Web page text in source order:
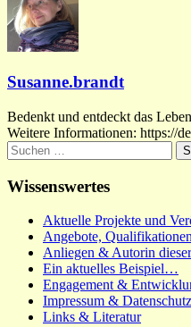
Susanne.brandt
Bedenkt und entdeckt das
Weitere Informationen: https://
Suchen
nach:
Wissenswertes
Aktuelle Projekte und
Angebote,
Anliegen & Autorin
Ein aktuelles Beispiel…
Engagement &
Impressum & Datenschutz
Links & Literatur